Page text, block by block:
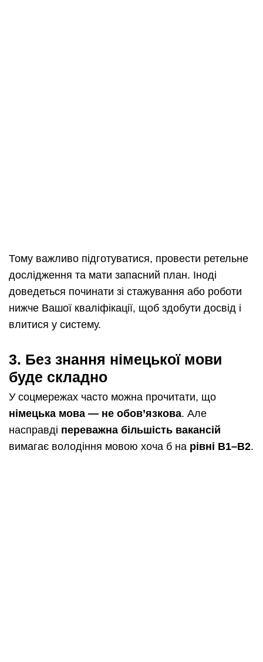
Тому важливо підготуватися, провести ретельне
дослідження та мати запасний план. Іноді
доведеться починати зі стажування або роботи
нижче Вашої кваліфікації, щоб здобути досвід і
влитися у систему.
3. Без знання німецької мови
буде складно
У соцмережах часто можна прочитати, що
німецька мова — не обов’язкова. Але
насправді переважна більшість вакансій
вимагає володіння мовою хоча б на рівні B1–B2.